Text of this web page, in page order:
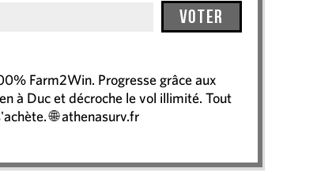
Voter
Farm2Win. Progresse grâce aux
à Duc et décroche le vol illimité. Tout
🌐 athenasurv.fr